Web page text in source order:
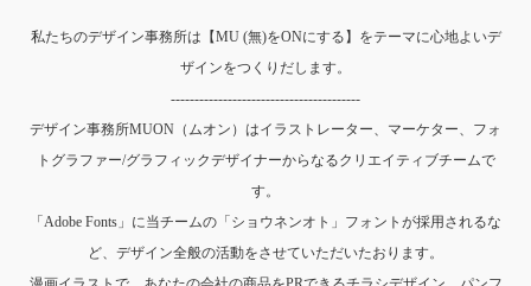
私たちのデザイン事務所は【MU (無)をONにする】をテーマに心地よいデ
ザインをつくりだします。
----------------------------------------
デザイン事務所MUON（ムオン）はイラストレーター、マーケター、フォ
トグラファー/グラフィックデザイナーからなるクリエイティブチームで
す。
「Adobe Fonts」に当チームの「ショウネンオト」フォントが採用されるな
ど、デザイン全般の活動をさせていただいたおります。